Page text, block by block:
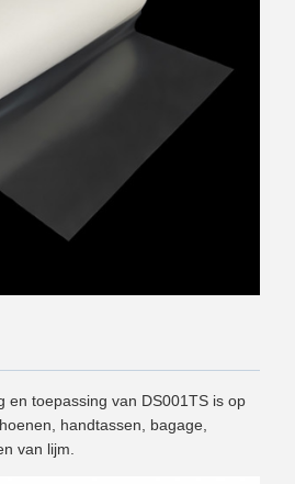
en toepassing van DS001TS is op
handtassen, bagage,
van lijm.